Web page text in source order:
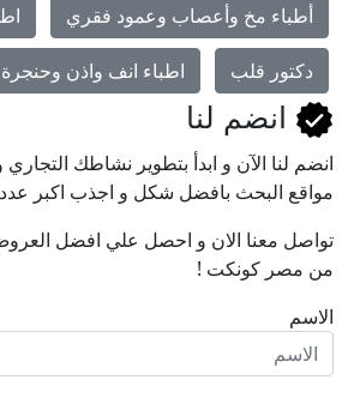
أطباء مخ وأعصاب وعمود فقري
دكتور قلب اطباء انف واذن وحنجرة
انضم لنا
انضم لنا اﻵن و ابدأ بتطوير نشاطك
مواقع البحث بافضل شكل و اجذب اكبر عدد
تواصل معنا الان و احصل علي افضل
من مصر كونكت !
الاسم